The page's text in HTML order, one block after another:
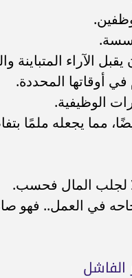
الآراء المتباينة
في أوقاتها المحددة.
الوظيفية.
مما يجعله ملمًا
لجلب المال فحسب.
في العمل.. فهو
الفاشل